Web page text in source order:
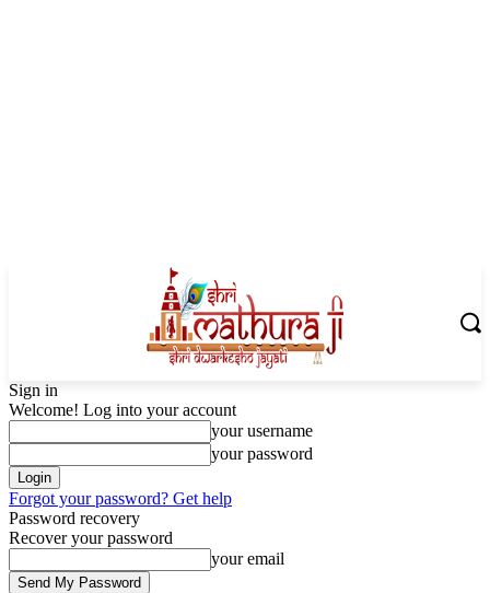
Sign in
Welcome! Log into your account
your username
your password
Forgot your password? Get help
Password recovery
Recover your password
your email